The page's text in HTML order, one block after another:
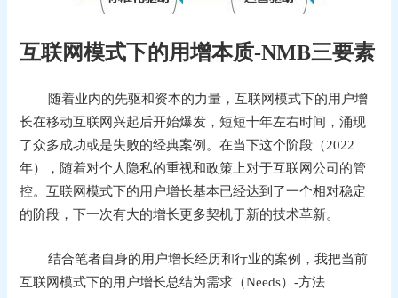
互联网模式下的用增本质-NMB三要素
随着业内的先驱和资本的力量，互联网模式下的用户增
长在移动互联网兴起后开始爆发，短短十年左右时间，涌现
了众多成功或是失败的经典案例。在当下这个阶段（2022
年），随着对个人隐私的重视和政策上对于互联网公司的管
控。互联网模式下的用户增长基本已经达到了一个相对稳定
的阶段，下一次有大的增长更多契机于新的技术革新。
结合笔者自身的用户增长经历和行业的案例，我把当前
互联网模式下的用户增长总结为需求（Needs）-方法